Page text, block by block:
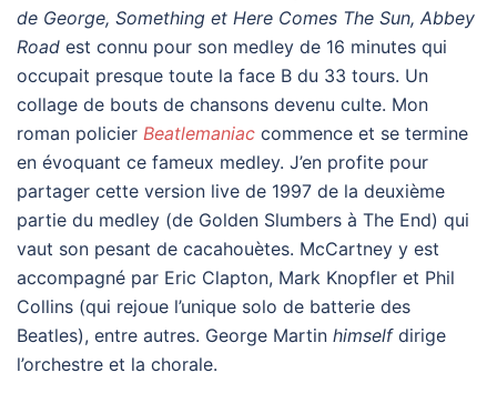
de George, Something et Here Comes The Sun, Abbey
Road est connu pour son medley de 16 minutes qui
occupait presque toute la face B du 33 tours. Un
collage de bouts de chansons devenu culte. Mon
roman policier Beatlemaniac commence et se termine
en évoquant ce fameux medley. J’en profite pour
partager cette version live de 1997 de la deuxième
partie du medley (de Golden Slumbers à The End) qui
vaut son pesant de cacahouètes. McCartney y est
accompagné par Eric Clapton, Mark Knopfler et Phil
Collins (qui rejoue l’unique solo de batterie des
Beatles), entre autres. George Martin himself dirige
l’orchestre et la chorale.